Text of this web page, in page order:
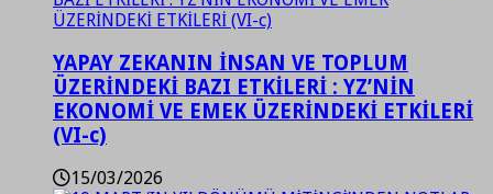
YAPAY ZEKANIN İNSAN VE TOPLUM
ÜZERİNDEKİ BAZI ETKİLERİ : YZ’NİN
EKONOMİ VE EMEK ÜZERİNDEKİ ETKİLERİ
(VI-c)
15/03/2026